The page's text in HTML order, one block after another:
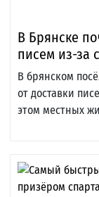
В Брянске
писем из-за
В брянском
от доставки
этом местных